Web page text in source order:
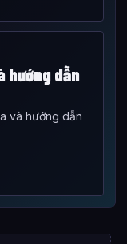
hướng dẫn
và hướng dẫn